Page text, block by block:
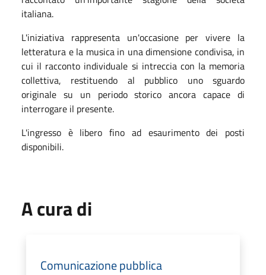
italiana.
L'iniziativa rappresenta un'occasione per vivere la
letteratura e la musica in una dimensione condivisa, in
cui il racconto individuale si intreccia con la memoria
collettiva, restituendo al pubblico uno sguardo
originale su un periodo storico ancora capace di
interrogare il presente.
L'ingresso è libero fino ad esaurimento dei posti
disponibili.
A cura di
Comunicazione pubblica